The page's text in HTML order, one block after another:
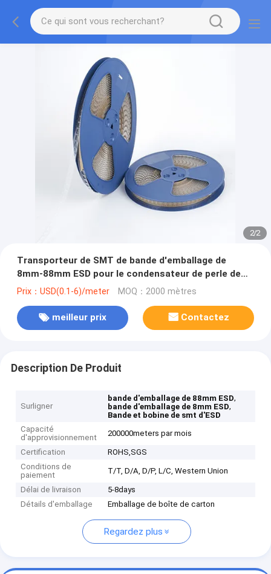
2/2
Transporteur de SMT de bande d'emballage de
8mm-88mm ESD pour le condensateur de perle de
fusible
Prix：USD(0.1-6)/meter MOQ：2000 mètres
meilleur prix Contactez
Description De Produit
Surligner
bande d'emballage de 88mm ESD,
bande d'emballage de 8mm ESD,
Bande et bobine de smt d'ESD
Capacité
d'approvisionnement
200000meters par mois
Certification
ROHS,SGS
Conditions de
paiement
T/T, D/A, D/P, L/C, Western Union
Délai de livraison
5-8days
Détails d'emballage
Emballage de boîte de carton
Regardez plus